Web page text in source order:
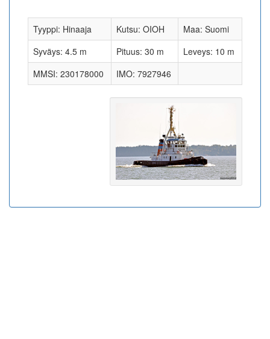
Tyyppi: Hinaaja Kutsu: OIOH
Maa: Suomi
Syväys: 4.5 m
Pituus: 30 m
Leveys: 10 m
MMSI: 230178000
IMO: 7927946